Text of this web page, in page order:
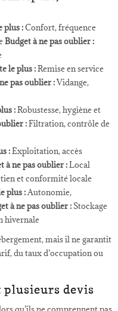
plus :Confort, fréquence
Budget à ne pas oublier :
le plus :Remise en service
pas oublier :Vidange,
:Robustesse, hygiène et
:Filtration, contrôle de
:Exploitation, accès
à ne pas oublier :Local
et conformité locale
plus :Autonomie,
à ne pas oublier : Stockage
hivernale
mais il ne garantit
du taux d’occupation ou
devis